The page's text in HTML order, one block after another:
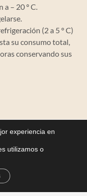
– 20 º C.
(2 a 5 º C)
su consumo total,
conservando sus
experiencia en
utilizamos o